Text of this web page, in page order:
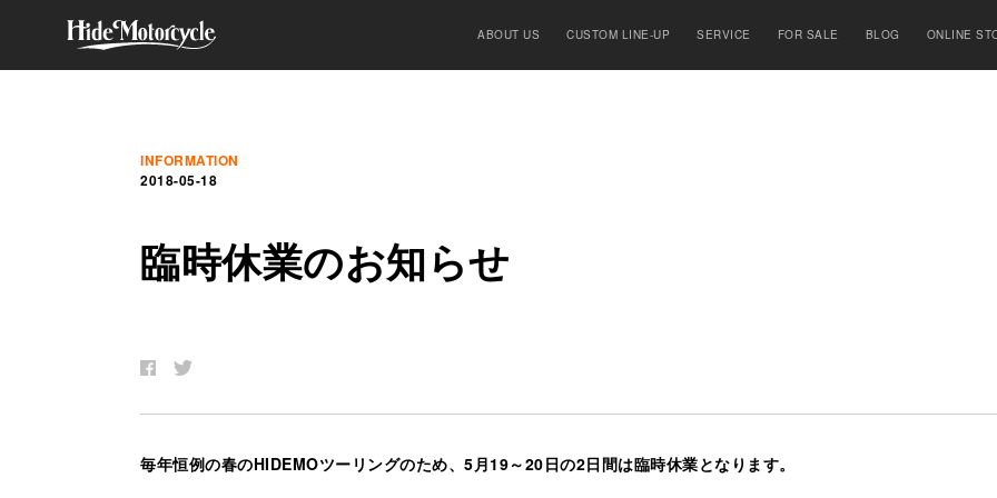
ABOUT US CUSTOM LINE-UP SERVICE FOR SALE BLOG ONLINE
INFORMATION
2018-05-18
臨時休業のお知らせ
毎年恒例の春のHIDEMOツーリングのため、5月19～20日の2日間は臨時休業となります。